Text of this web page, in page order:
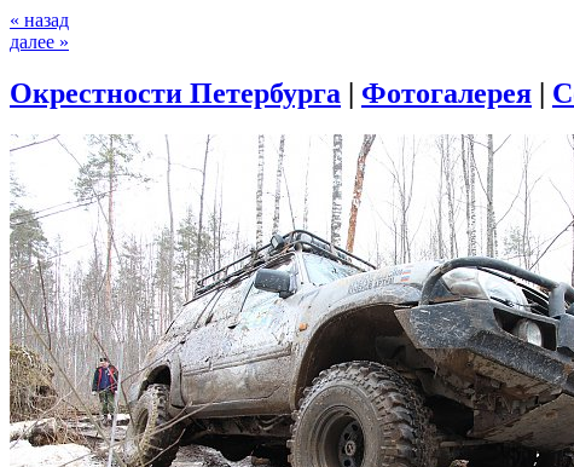
« назад
далее »
Окрестности Петербурга | Фотогалерея |